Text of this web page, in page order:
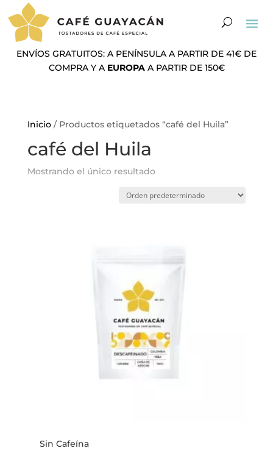
ENVÍOS GRATUITOS: A PENÍNSULA A PARTIR DE 41€ DE
COMPRA Y A EUROPAA PARTIR DE 150€
Inicio/ Productos etiquetados “café del Huila”
café del Huila
Mostrando el único resultado
Sin Cafeína